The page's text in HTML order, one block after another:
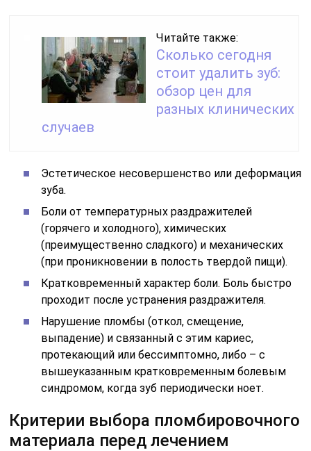
Читайте также:
Сколько сегодня
стоит удалить зуб:
обзор цен для
разных клинических
случаев
Эстетическое несовершенство или деформация
зуба.
Боли от температурных раздражителей
(горячего и холодного), химических
(преимущественно сладкого) и механических
(при проникновении в полость твердой пищи).
Кратковременный характер боли. Боль быстро
проходит после устранения раздражителя.
Нарушение пломбы (откол, смещение,
выпадение) и связанный с этим кариес,
протекающий или бессимптомно, либо – с
вышеуказанным кратковременным болевым
синдромом, когда зуб периодически ноет.
Критерии выбора пломбировочного
материала перед лечением